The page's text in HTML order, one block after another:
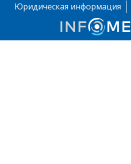
Юридическая информация